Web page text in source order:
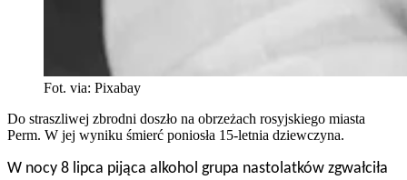
Fot. via: Pixabay
Do straszliwej zbrodni doszło na obrzeżach rosyjskiego miasta
Perm. W jej wyniku śmierć poniosła 15-letnia dziewczyna.
W nocy 8 lipca pijąca alkohol grupa nastolatków zgwałciła